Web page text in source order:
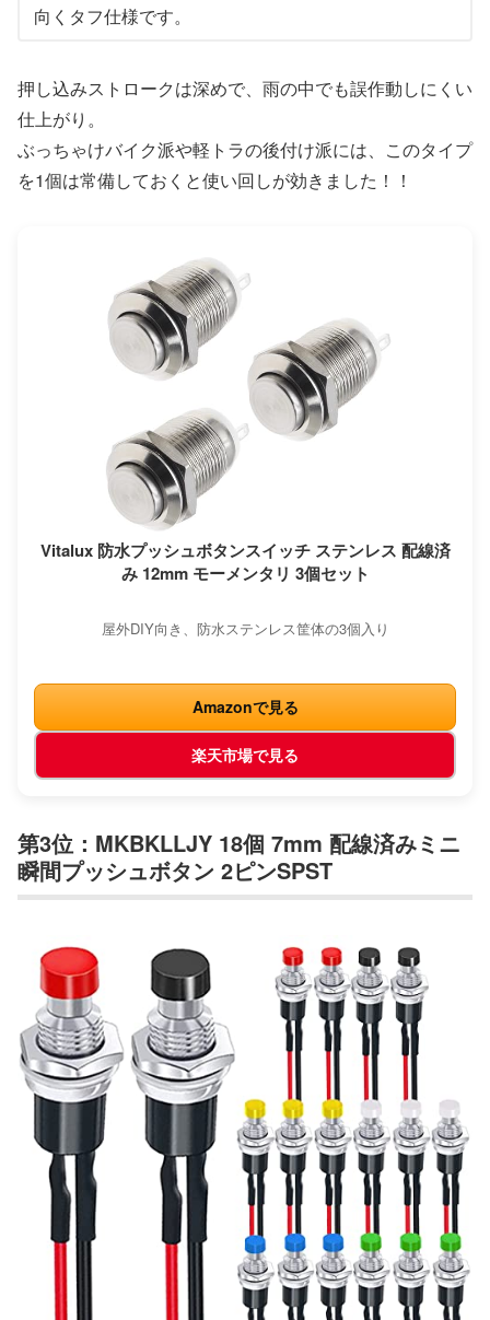
向くタフ仕様です。
押し込みストロークは深めで、雨の中でも誤作動しにくい
仕上がり。
ぶっちゃけバイク派や軽トラの後付け派には、このタイプ
を1個は常備しておくと使い回しが効きました！！
Vitalux 防水プッシュボタンスイッチ ステンレス 配線済
み 12mm モーメンタリ 3個セット
屋外DIY向き、防水ステンレス筐体の3個入り
Amazonで見る
楽天市場で見る
第3位：MKBKLLJY 18個 7mm 配線済みミニ
瞬間プッシュボタン 2ピンSPST